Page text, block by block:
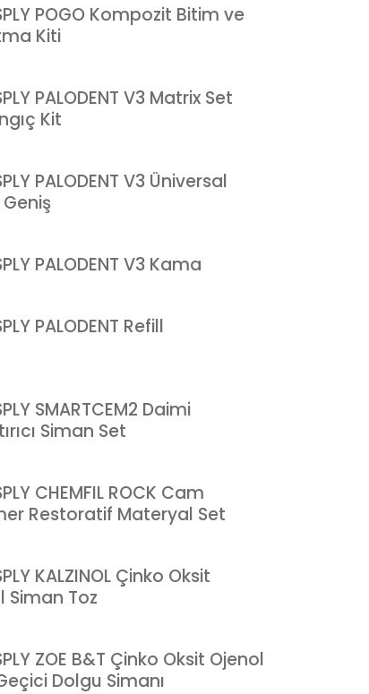
POGO Kompozit Bitim ve
Kiti
PALODENT V3 Matrix Set
Kit
PALODENT V3 Üniversal
PALODENT V3 Kama
PALODENT Refill
SMARTCEM2 Daimi
Siman Set
CHEMFIL ROCK Cam
Restoratif Materyal Set
KALZINOL Çinko Oksit
Siman Toz
ZOE B&T Çinko Oksit Ojenol
Dolgu Simanı